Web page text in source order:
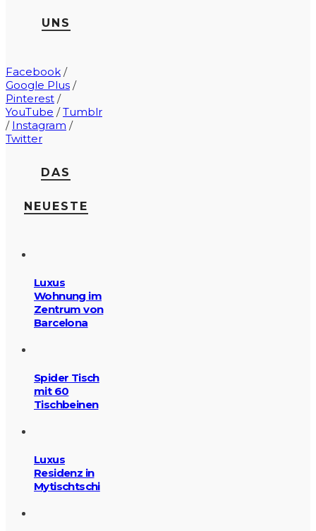
UNS
Facebook /
Google Plus /
Pinterest /
YouTube /Tumblr
/ Instagram /
Twitter
DAS
NEUESTE
Luxus
Wohnung im
Zentrum von
Barcelona
Spider Tisch
mit 60
Tischbeinen
Luxus
Residenz in
Mytischtschi